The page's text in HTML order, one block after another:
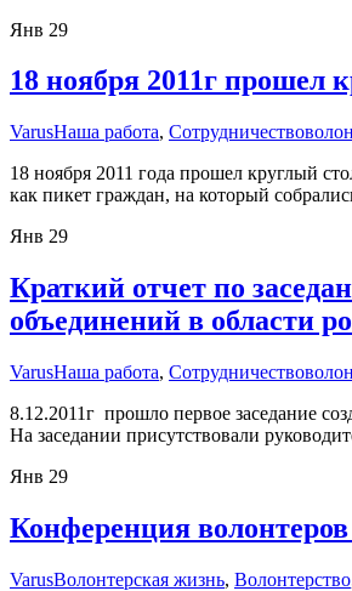
Янв 29
18 ноября 2011г прошел
VarusНаша работа, Сотрудничество
18 ноября 2011 года прошел круглый
как пикет граждан, на который
Янв 29
Краткий отчет по
объединений в области
VarusНаша работа, Сотрудничество
8.12.2011г прошло первое заседание
На заседании присутствовали
Янв 29
Конференция
VarusВолонтерская жизнь, Волонтерство